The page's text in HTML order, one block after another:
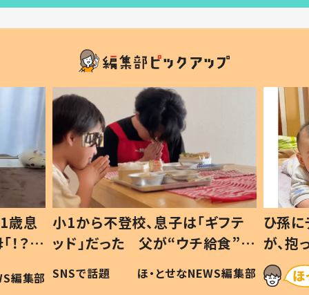
歳息
？」
編集部
小1から不登校、息子は「ギフテ
ッド」だった 父が“ウチ給食”を
作り続ける理由とは #令和の親
#令和の子
SNSで話題 ほ・とせなNEWS編集部
ひ孫
が、
「涙が
い」